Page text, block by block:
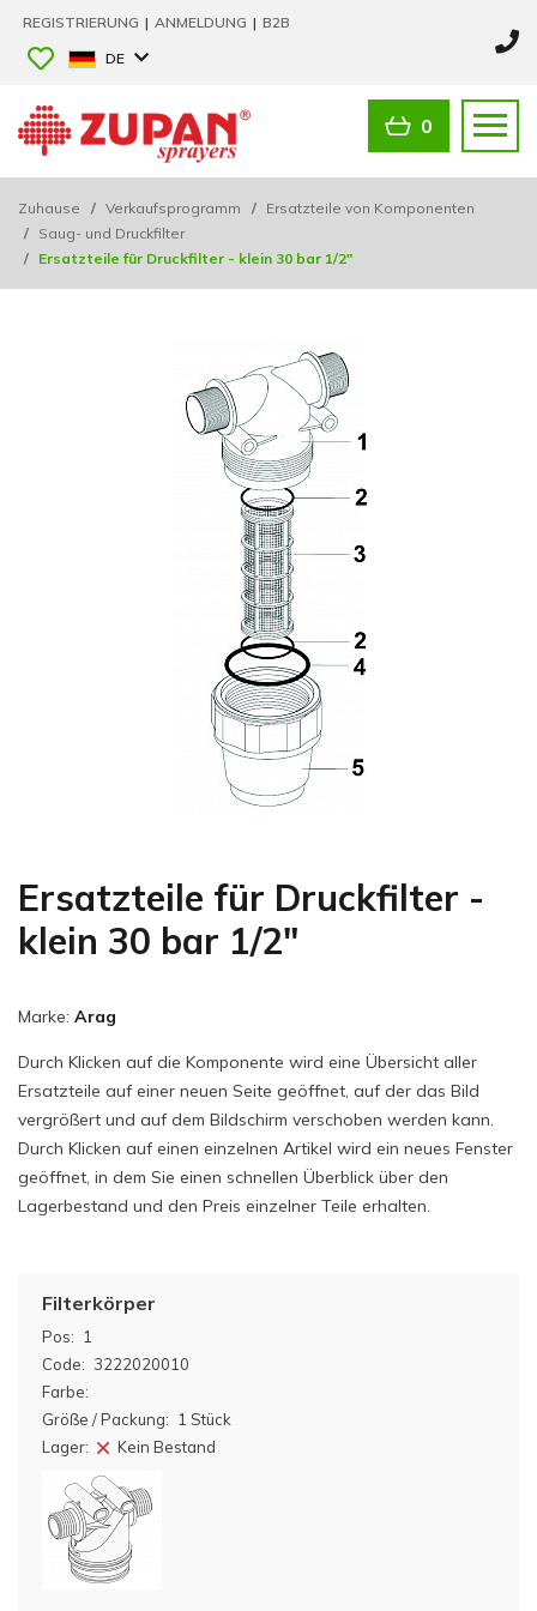
REGISTRIERUNG | ANMELDUNG | B2B
DE
0
Zuhause / Verkaufsprogramm / Ersatzteile von Komponenten
/ Saug- und Druckfilter
/ Ersatzteile für Druckfilter - klein 30 bar 1/2"
Ersatzteile für Druckfilter -
klein 30 bar 1/2"
Marke: Arag
Durch Klicken auf die Komponente wird eine Übersicht aller
Ersatzteile auf einer neuen Seite geöffnet, auf der das Bild
vergrößert und auf dem Bildschirm verschoben werden kann.
Durch Klicken auf einen einzelnen Artikel wird ein neues Fenster
geöffnet, in dem Sie einen schnellen Überblick über den
Lagerbestand und den Preis einzelner Teile erhalten.
Pos:
1
Code: 3222020010
Filterkörper
Farbe:
Größe / Packung:
1 Stück
Lager:
Kein Bestand